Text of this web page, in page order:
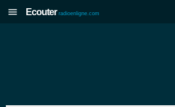
Ecouter radioenligne.com